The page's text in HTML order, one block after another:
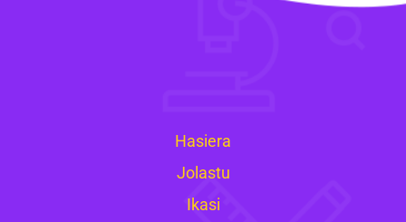
Hasiera
Jolastu
Ikasi